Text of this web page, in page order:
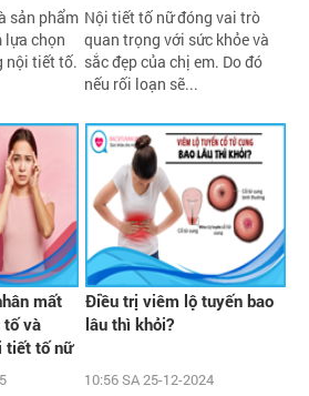
sản phẩm
lựa chọn
nội tiết tố.
Nội tiết tố nữ đóng vai trò
quan trọng với sức khỏe và
sắc đẹp của chị em. Do đó
nếu rối loạn sẽ...
mất
tố và
tiết tố nữ
Điều trị viêm lộ tuyến bao
lâu thì khỏi?
10:56 SA 25-12-2024